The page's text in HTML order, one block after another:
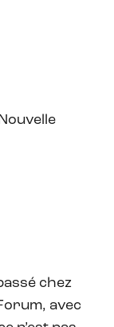
chez
avec